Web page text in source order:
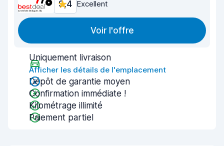
9,4 Excellent
Voir l'offre
Uniquement livraison
Afficher les détails de l'emplacement
Dépôt de garantie moyen
Confirmation immédiate !
Kilométrage illimité
Paiement partiel